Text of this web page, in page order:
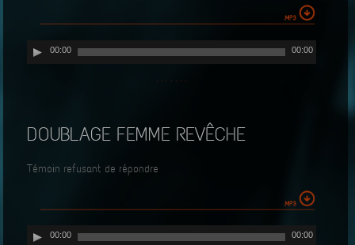
Lecteur00:00 00:00
· · · · · · ·
DOUBLAGE FEMME REVÊCHE
Témoin refusant de répondre
Lecteur00:00 00:00